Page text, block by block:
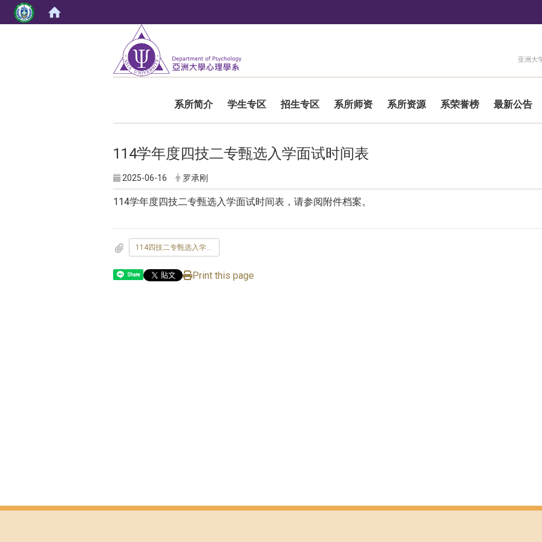
亚洲大
系所简介
学生专区 招生专区 系所师资 系所资源 系荣誉榜 最新公告
114学年度四技二专甄选入学面试时间表
2025-06-16 罗承刚
114学年度四技二专甄选入学面试时间表，请参阅附件档案。
114四技二专甄选入学面试时间表-1140613-公告档.pdf
Share Print this page